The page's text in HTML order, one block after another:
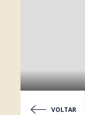
VOLTAR